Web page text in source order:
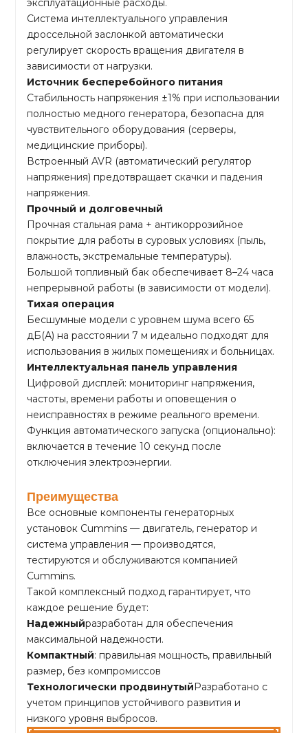
Система интеллектуального управления
дроссельной заслонкой автоматически
регулирует скорость вращения двигателя в
зависимости от нагрузки.
Источник бесперебойного питания
Стабильность напряжения ±1% при использовании
полностью медного генератора, безопасна для
чувствительного оборудования (серверы,
медицинские приборы).
Встроенный AVR (автоматический регулятор
напряжения) предотвращает скачки и падения
напряжения.
Прочный и долговечный
Прочная стальная рама + антикоррозийное
покрытие для работы в суровых условиях (пыль,
влажность, экстремальные температуры).
Большой топливный бак обеспечивает 8–24 часа
непрерывной работы (в зависимости от модели).
Тихая операция
Бесшумные модели с уровнем шума всего 65
дБ(А) на расстоянии 7 м идеально подходят для
использования в жилых помещениях и больницах.
Интеллектуальная панель управления
Цифровой дисплей: мониторинг напряжения,
частоты, времени работы и оповещения о
неисправностях в режиме реального времени.
Функция автоматического запуска (опционально):
включается в течение 10 секунд после
отключения электроэнергии.
Преимущества
Все основные компоненты генераторных
установок Cummins — двигатель, генератор и
система управления — производятся,
тестируются и обслуживаются компанией
Cummins.
Такой комплексный подход гарантирует, что
каждое решение будет:
Надежныйразработан для обеспечения
максимальной надежности.
Компактный: правильная мощность, правильный
размер, без компромиссов
Технологически продвинутыйРазработано с
учетом принципов устойчивого развития и
низкого уровня выбросов.